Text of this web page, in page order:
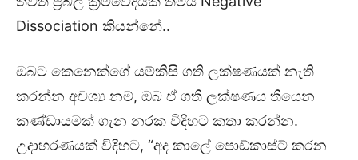
Dissociation කියන්නේ..
ඔබට කෙනෙක්ගේ යම්කිසි ගති ලක්ෂණයක් නැති
කරන්න අවශ්‍ය නම්, ඔබ ඒ ගති ලක්ෂණය තියෙන
කණ්ඩායමක් ගැන නරක විදිහට කතා කරන්න.
උදාහරණයක් විදිහට, “අද කාලේ පොඩ්කාස්ට් කරන